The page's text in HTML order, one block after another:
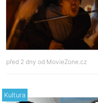
před 2 dny od MovieZone.cz
Kultura